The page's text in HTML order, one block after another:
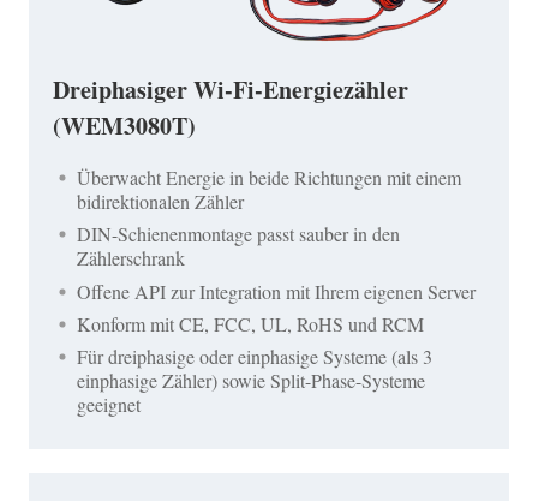
Dreiphasiger Wi-Fi-Energiezähler
(WEM3080T)
Überwacht Energie in beide Richtungen mit einem
bidirektionalen Zähler
DIN-Schienenmontage passt sauber in den
Zählerschrank
Offene API zur Integration mit Ihrem eigenen Server
Konform mit CE, FCC, UL, RoHS und RCM
Für dreiphasige oder einphasige Systeme (als 3
einphasige Zähler) sowie Split-Phase-Systeme
geeignet